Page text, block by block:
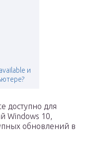
и
доступно для
Windows 10,
обновлений в